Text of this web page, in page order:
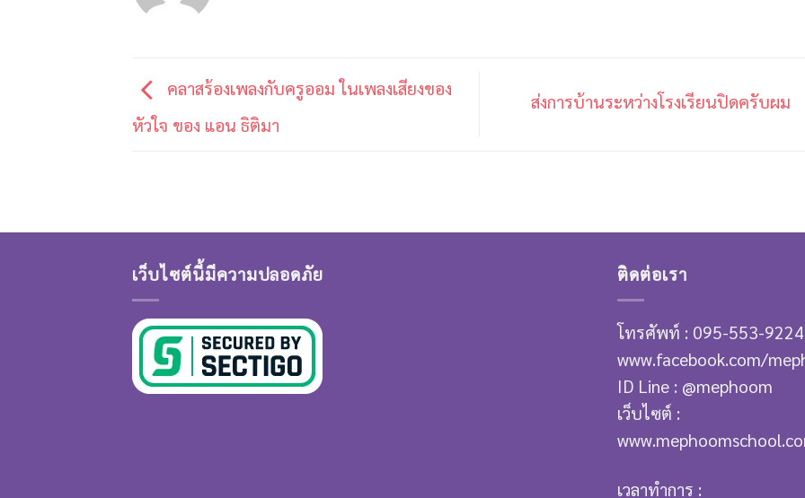
คลาสร้องเพลงกับครูออม ในเพลง​เสียงของ
หัวใจ​ ของ​ แอน​ ธิติมา
ส่งการบ้านระหว่างโรงเรียนปิดครับผม
เว็บไซต์นี้มีความปลอดภัย ติดต่อเรา
โทรศัพท์ : 095-553-9224
www.facebook.com/
ID Line : @mephoom
เว็บไซต์ :
เวลาทำการ :